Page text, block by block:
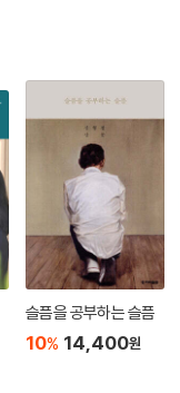
슬픔을 공부하는 슬픔
10% 14,400원